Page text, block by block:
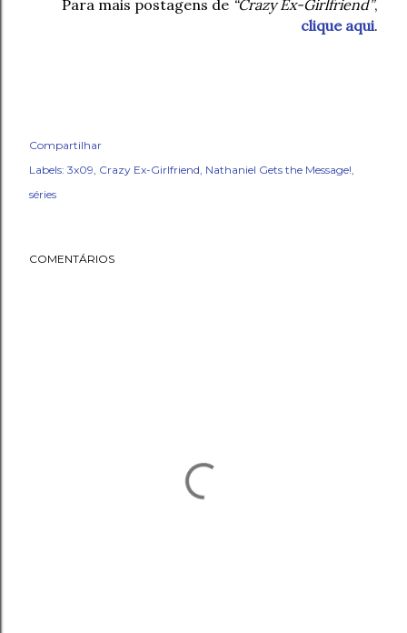
Para mais postagens de “Crazy Ex-Girlfriend”,
clique aqui.
Compartilhar
Labels: 3x09 Crazy Ex-Girlfriend Nathaniel Gets the Message!
séries
COMENTÁRIOS